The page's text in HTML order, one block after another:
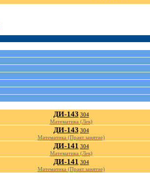
ДИ-143 304
Математика (Лек)
ДИ-143 304
Математика (Практ.занятие)
ДИ-141 304
Математика (Лек)
ДИ-141 304
Математика (Практ.занятие)